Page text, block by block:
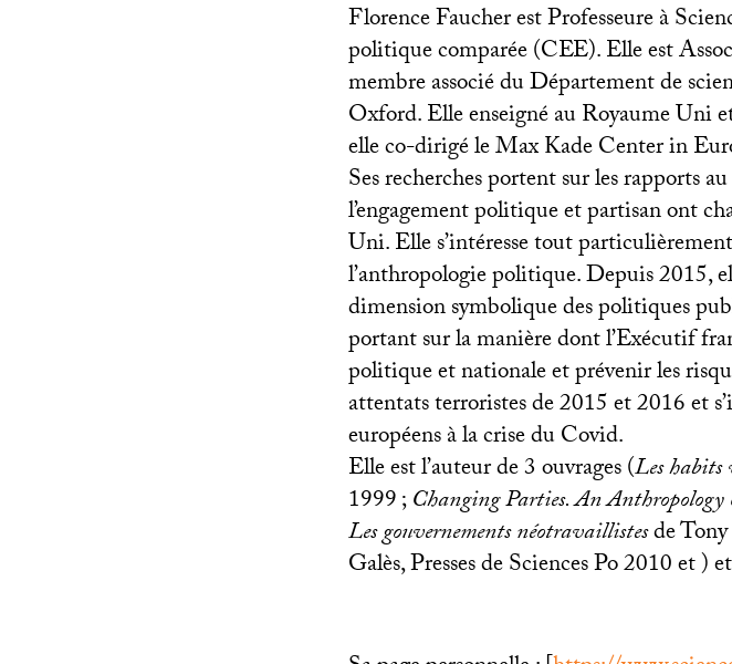
Florence Faucher est Professeure à
politique comparée (CEE). Elle est
membre associé du Département de
Oxford. Elle enseigné au Royaume
elle co-dirigé le Max Kade Center in
Ses recherches portent sur les rapports
l’engagement politique et partisan ont
Uni. Elle s’intéresse tout
l’anthropologie politique. Depuis 2015,
dimension symbolique des politiques
portant sur la manière dont l’Exécutif
politique et nationale et prévenir les
attentats terroristes de 2015 et 2016 et
européens à la crise du Covid.
Elle est l’auteur de 3 ouvrages (Les
1999;Changing Parties. An
Les gouvernements néotravaillistesde
Galès, Presses de Sciences Po 2010 et )